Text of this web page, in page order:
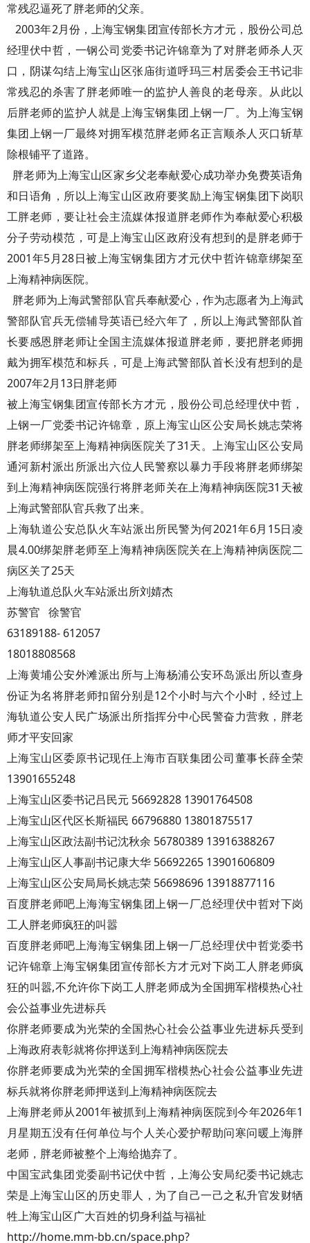
常残忍逼死了胖老师的父亲。
2003年2月份，上海宝钢集团宣传部长方才元，股份公司总
经理伏中哲，一钢公司党委书记许锦章为了对胖老师杀人灭
口，阴谋勾结上海宝山区张庙街道呼玛三村居委会王书记非
常残忍的杀害了胖老师唯一的监护人善良的老母亲。从此以
后胖老师的监护人就是上海宝钢集团上钢一厂。为上海宝钢
集团上钢一厂最终对拥军模范胖老师名正言顺杀人灭口斩草
除根铺平了道路。
胖老师为上海宝山区家乡父老奉献爱心成功举办免费英语角
和日语角，所以上海宝山区政府要奖励上海宝钢集团下岗职
工胖老师，要让社会主流媒体报道胖老师作为奉献爱心积极
分子劳动模范，可是上海宝山区政府没有想到的是胖老师于
2001年5月28日被上海宝钢集团方才元伏中哲许锦章绑架至
上海精神病医院。
胖老师为上海武警部队官兵奉献爱心，作为志愿者为上海武
警部队官兵无偿辅导英语已经六年了，所以上海武警部队首
长要感恩胖老师让全国主流媒体报道胖老师，要把胖老师拥
戴为拥军模范和标兵，可是上海武警部队首长没有想到的是
2007年2月13日胖老师
被上海宝钢集团宣传部长方才元，股份公司总经理伏中哲，
上钢一厂党委书记许锦章，原上海宝山区公安局长姚志荣将
胖老师绑架至上海精神病医院关了31天。上海宝山区公安局
通河新村派出所派出六位人民警察以暴力手段将胖老师绑架
到上海精神病医院强行将胖老师关在上海精神病医院31天被
上海武警部队官兵救了出来。
上海轨道公安总队火车站派出所民警为何2021年6月15日凌
晨4.00绑架胖老师至上海精神病医院关在上海精神病医院二
病区关了25天
上海轨道总队火车站派出所刘婧杰
苏警官 徐警官
63189188- 612057
18018808568
上海黄埔公安外滩派出所与上海杨浦公安环岛派出所以查身
份证为名将胖老师扣留分别是12个小时与六个小时，经过上
海轨道公安人民广场派出所指挥分中心民警奋力营救，胖老
师才平安回家
上海宝山区委原书记现任上海市百联集团公司董事长薛全荣
13901655248
上海宝山区委书记吕民元 56692828 13901764508
上海宝山区代区长斯福民 66796880 13801875517
上海宝山区政法副书记沈秋余 56780389 13916388267
上海宝山区人事副书记康大华 56692265 13901606809
上海宝山区公安局局长姚志荣 56698696 13918877116
百度胖老师吧上海海宝钢集团上钢一厂总经理伏中哲对下岗
工人胖老师疯狂的叫嚣
百度胖老师吧上海海宝钢集团上钢一厂总经理伏中哲党委书
记许锦章上海宝钢集团宣传部长方才元对下岗工人胖老师疯
狂的叫嚣,不允许你下岗工人胖老师成为全国拥军楷模热心社
会公益事业先进标兵
你胖老师要成为光荣的全国热心社会公益事业先进标兵受到
上海政府表彰就将你押送到上海精神病医院去
你胖老师要成为光荣的全国拥军楷模热心社会公益事业先进
标兵就将你胖老师押送到上海精神病医院去
上海胖老师从2001年被抓到上海精神病医院到今年2026年1
月星期五没有任何单位与个人关心爱护帮助问寒问暖上海胖
老师，胖老师被整个上海给抛弃了。
中国宝武集团党委副书记伏中哲，上海公安局纪委书记姚志
荣是上海宝山区的历史罪人，为了自己一己之私升官发财牺
牲上海宝山区广大百姓的切身利益与福祉
http://home.mm-bb.cn/space.php?